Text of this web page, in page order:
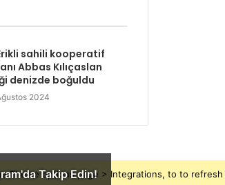
sahili kooperatif
Abbas Kılıçaslan
denizde boğuldu
2024
Takip Edin!
Theme options page > Integrations, to to refresh